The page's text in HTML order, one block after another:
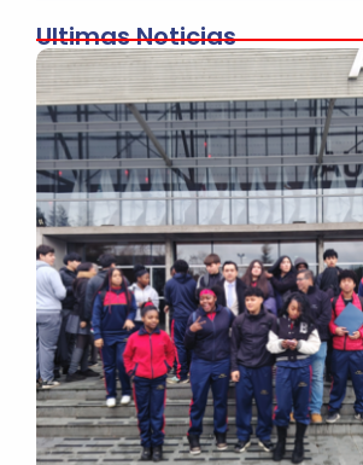
Ultimas Noticias